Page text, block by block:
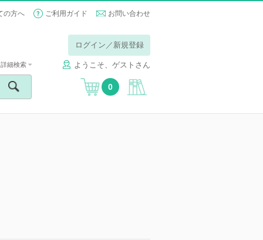
の方へ ご利用ガイド お問い合わせ
ログイン／新規登録
ようこそ、ゲストさん
詳細検索
0